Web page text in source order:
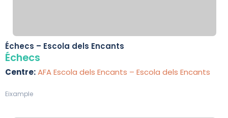
Échecs – Escola dels Encants
Échecs
Centre:AFA Escola dels Encants – Escola dels Encants
Eixample